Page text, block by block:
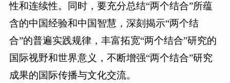
性和连续性。同时，要充分总结“两个结合”所蕴
含的中国经验和中国智慧，深刻揭示“两个结
合”的普遍实践规律，丰富拓宽“两个结合”研究的
国际视野和世界意义，不断增强“两个结合”研究
成果的国际传播与文化交流。